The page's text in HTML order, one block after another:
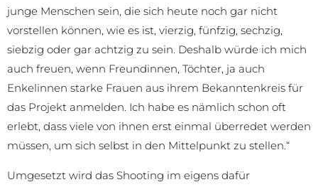
junge Menschen sein, die sich heute noch gar nicht
vorstellen können, wie es ist, vierzig, fünfzig, sechzig,
siebzig oder gar achtzig zu sein. Deshalb würde ich mich
auch freuen, wenn Freundinnen, Töchter, ja auch
Enkelinnen starke Frauen aus ihrem Bekanntenkreis für
das Projekt anmelden. Ich habe es nämlich schon oft
erlebt, dass viele von ihnen erst einmal überredet werden
müssen, um sich selbst in den Mittelpunkt zu stellen.“
Umgesetzt wird das Shooting im eigens dafür